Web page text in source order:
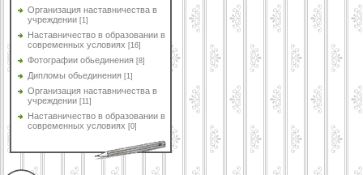
Организация наставничества в
учреждении [1]
Наставничество в образовании в
современных условиях [16]
Фотографии обьединения [8]
Дипломы обьединения [1]
Организация наставничества в
учреждении [11]
Наставничество в образовании в
современных условиях [0]